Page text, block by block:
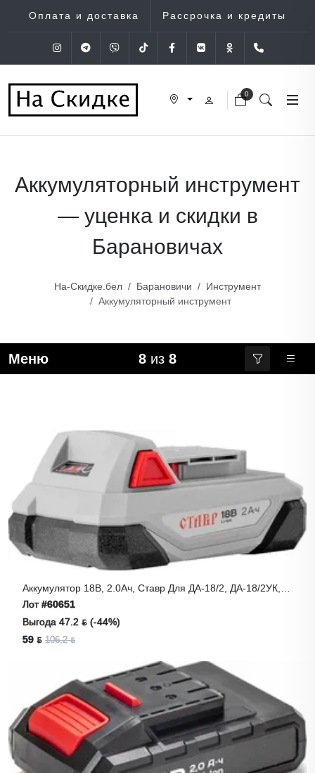
Оплата и доставка Рассрочка и кредиты
InstagramTelegram
Viber Tik-Tok Facebook
VK OK
0
Аккумуляторный инструмент
— уценка и скидки в
Барановичах
На-Скидке.бел Барановичи
Инструмент
Аккумуляторный инструмент
Меню 8 из 8
Аккумулятор 18В, 2.0Ач, Ставр Для ДА-18/2, ДА-18/2УК,
Li-Ion,
Лот#60651
Выгода 47.2 ƃ (-44%)
59 ƃ 106.2 ƃ